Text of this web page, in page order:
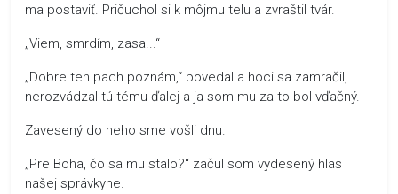
ma postaviť. Pričuchol si k môjmu telu a zvraštil tvár.
„Viem, smrdím, zasa...“
„Dobre ten pach poznám,“ povedal a hoci sa zamračil,
nerozvádzal tú tému ďalej a ja som mu za to bol vďačný.
Zavesený do neho sme vošli dnu.
„Pre Boha, čo sa mu stalo?“ začul som vydesený hlas
našej správkyne.